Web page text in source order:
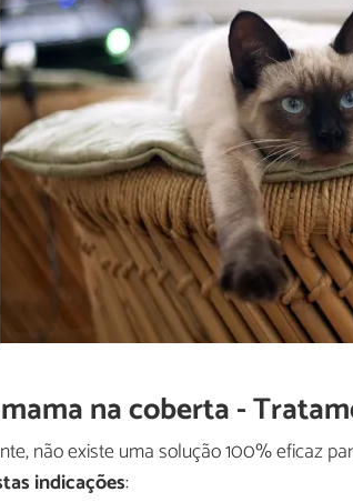
na coberta -
não existe uma solução 100% eficaz
indicações: